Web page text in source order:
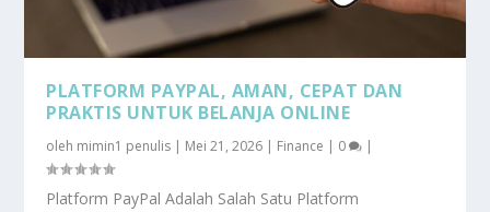
PLATFORM PAYPAL, AMAN, CEPAT DAN
PRAKTIS UNTUK BELANJA ONLINE
oleh mimin1 penulis | Mei 21, 2026 | Finance | 0 |
Platform PayPal Adalah Salah Satu Platform